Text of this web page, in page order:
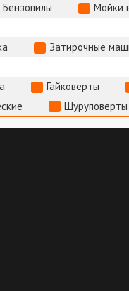
Бензопилы Мойки
Затирочные
Гайковерты